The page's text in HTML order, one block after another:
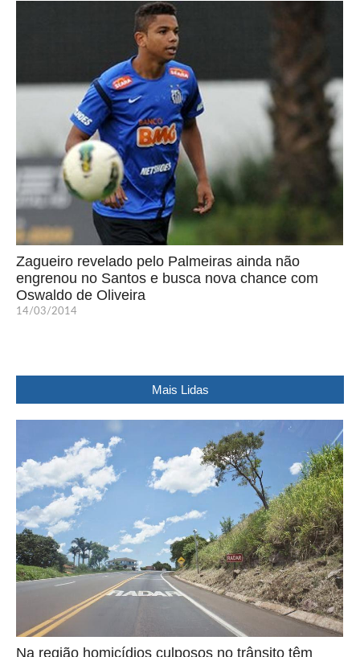
Zagueiro revelado pelo Palmeiras ainda não
engrenou no Santos e busca nova chance com
Oswaldo de Oliveira
14/03/2014
Mais Lidas
Na região homicídios culposos no trânsito têm